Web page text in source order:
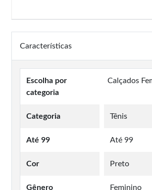
Características
Escolha por
categoria
Calçados
Categoria Tênis
Até 99 Até 99
Cor Preto
Gênero Feminino